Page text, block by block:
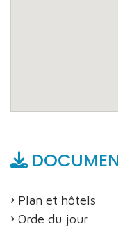
Plan et hôtels
Orde du jour